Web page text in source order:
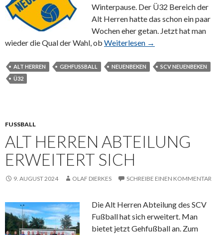
Winterpause. Der Ü32 Bereich der
Alt Herren hatte das schon ein paar
Wochen eher getan. Jetzt hat man
wieder die Qual der Wahl, ob Weiterlesen →
ALT HERREN GEHFUSSBALL NEUENBEKEN
SCV NEUENBEKEN
Ü32
FUSSBALL
ALT HERREN ABTEILUNG
ERWEITERT SICH
9. AUGUST 2024 OLAF DIERKES SCHREIBE EINEN KOMMENTAR
Die Alt Herren Abteilung des SCV
Fußball hat sich erweitert. Man
bietet jetzt Gehfußball an. Zum